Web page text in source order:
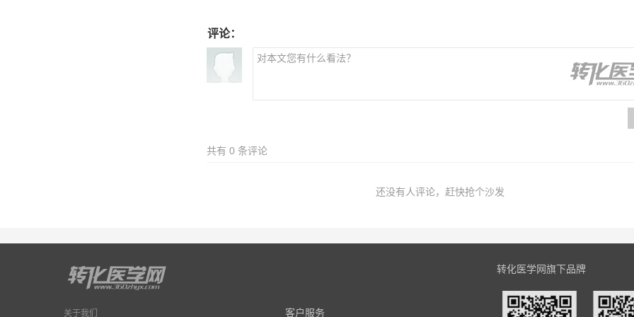
评论：
共有 0 条评论
还没有人评论，赶快抢个沙发
关于我们 客户服务
转化医学网旗下品牌